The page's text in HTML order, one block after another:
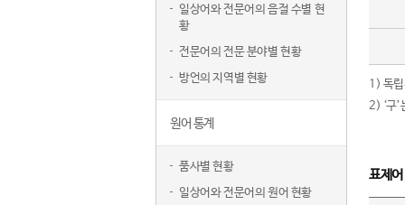
일상어와 전문어의 음절 수별 현
황
전문어의 전문 분야별 현황
방언의 지역별 현황
원어 통계
품사별 현황
일상어와 전문어의 원어 현황
1) 독립
2) ‘구
표제